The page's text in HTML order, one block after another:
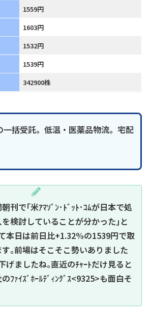
1559円
1603円
1532円
1539円
342900株
括受託。低温・医薬品物流。宅配
刊で｢米ｱﾏｿﾞﾝ･ﾄﾞｯﾄ･ｺﾑが日本で処
検討していることが分かった｣と
本日は前日比+1.32%の1539円で取
｡前場はそこそこ勢いありました
げましたね｡直近のﾁｬｰﾄだけ見ると
ﾌｧｲｽﾞﾎｰﾙﾃﾞｨﾝｸﾞｽ<9325>も面白そ